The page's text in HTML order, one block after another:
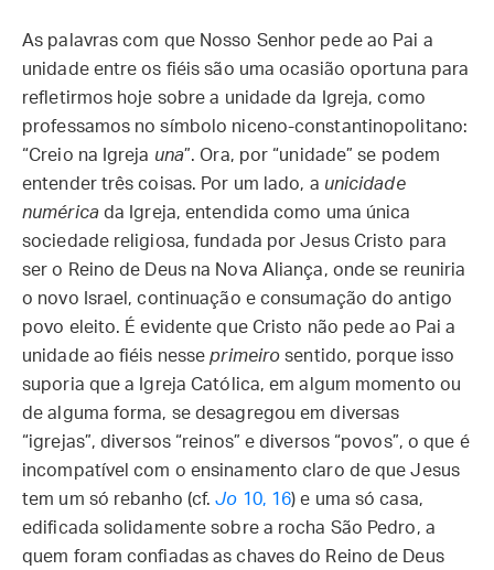
As palavras com que Nosso Senhor pede ao Pai a
unidade entre os fiéis são uma ocasião oportuna para
refletirmos hoje sobre a unidade da Igreja, como
professamos no símbolo niceno-constantinopolitano:
“Creio na Igreja una”. Ora, por “unidade” se podem
entender três coisas. Por um lado, a unicidade
numéricada Igreja, entendida como uma única
sociedade religiosa, fundada por Jesus Cristo para
ser o Reino de Deus na Nova Aliança, onde se reuniria
o novo Israel, continuação e consumação do antigo
povo eleito. É evidente que Cristo não pede ao Pai a
unidade ao fiéis nesseprimeiro sentido, porque isso
suporia que a Igreja Católica, em algum momento ou
de alguma forma, se desagregou em diversas
“igrejas”, diversos “reinos” e diversos “povos”, o que é
incompatível com o ensinamento claro de que Jesus
tem um só rebanho (cf.Jo 10, 16) e uma só casa,
edificada solidamente sobre a rocha São Pedro, a
quem foram confiadas as chaves do Reino de Deus